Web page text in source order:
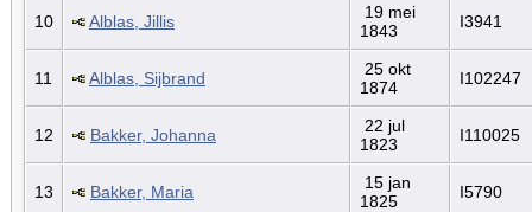
10 Alblas, Jillis
19 mei
1843
I3941
11 Alblas, Sijbrand
25 okt
1874
I102247
12 Bakker, Johanna
22 jul
1823
I110025
13 Bakker, Maria
15 jan
1825
I5790